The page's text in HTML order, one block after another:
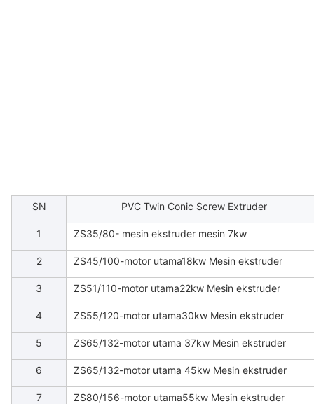
SN PVC Twin Conic Screw Extruder
1 ZS35/80- mesin ekstruder mesin 7kw
2 ZS45/100-motor utama18kw Mesin ekstruder
3 ZS51/110-motor utama22kw Mesin ekstruder
4 ZS55/120-motor utama30kw Mesin ekstruder
5 ZS65/132-motor utama 37kw Mesin ekstruder
6 ZS65/132-motor utama 45kw Mesin ekstruder
7 ZS80/156-motor utama55kw Mesin ekstruder